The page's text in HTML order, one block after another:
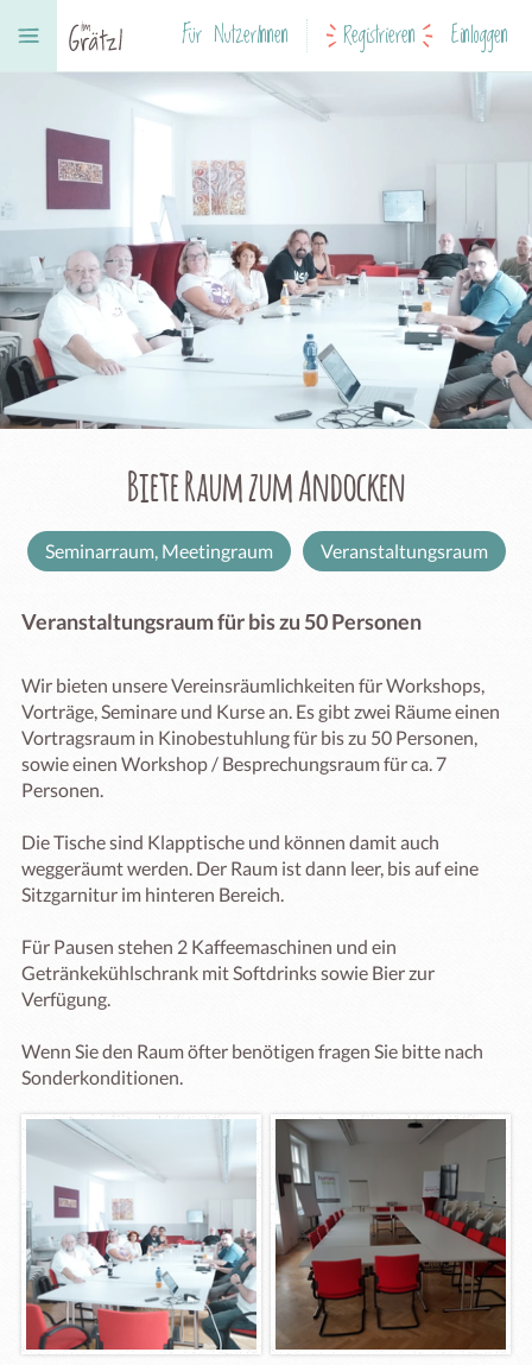
Für NutzerInnen Registrieren Einloggen
Biete Raum zum Andocken
Seminarraum, Meetingraum Veranstaltungsraum
Veranstaltungsraum für bis zu 50 Personen
Wir bieten unsere Vereinsräumlichkeiten für Workshops,
Vorträge, Seminare und Kurse an. Es gibt zwei Räume einen
Vortragsraum in Kinobestuhlung für bis zu 50 Personen,
sowie einen Workshop / Besprechungsraum für ca. 7
Personen.
Die Tische sind Klapptische und können damit auch
weggeräumt werden. Der Raum ist dann leer, bis auf eine
Sitzgarnitur im hinteren Bereich.
Für Pausen stehen 2 Kaffeemaschinen und ein
Getränkekühlschrank mit Softdrinks sowie Bier zur
Verfügung.
Wenn Sie den Raum öfter benötigen fragen Sie bitte nach
Sonderkonditionen.